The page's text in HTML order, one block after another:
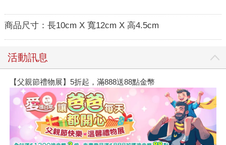
商品尺寸： 長10cm X 寬12cm X 高4.5cm
活動訊息
【父親節禮物展】5折起，滿888送88點金幣